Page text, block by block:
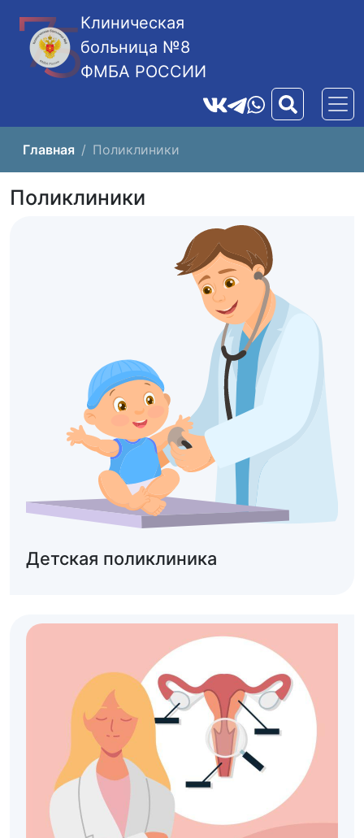
Клиническая
больница №8
ФМБА РОССИИ
Главная Поликлиники
Поликлиники
Детская поликлиника